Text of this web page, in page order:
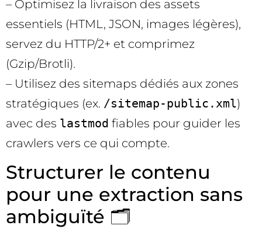
– Optimisez la livraison des assets
essentiels (HTML, JSON, images légères),
servez du HTTP/2+ et comprimez
(Gzip/Brotli).
– Utilisez des sitemaps dédiés aux zones
stratégiques (ex. /sitemap-public.xml)
avec des lastmod fiables pour guider les
crawlers vers ce qui compte.
Structurer le contenu
pour une extraction sans
ambiguïté 🗂️